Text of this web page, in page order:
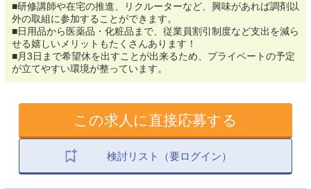
■研修講師や在宅の推進、リクルーターなど、興味があれば調剤以
外の取組に参加することができます。
■日用品から医薬品・化粧品まで、従業員割引制度など支出を減ら
せる嬉しいメリットもたくさんあります！
■月3日まで希望休を出すことが出来るため、プライベートの予定
が立てやすい環境が整っています。
検討リスト（要ログイン）
この求人に直接応募する